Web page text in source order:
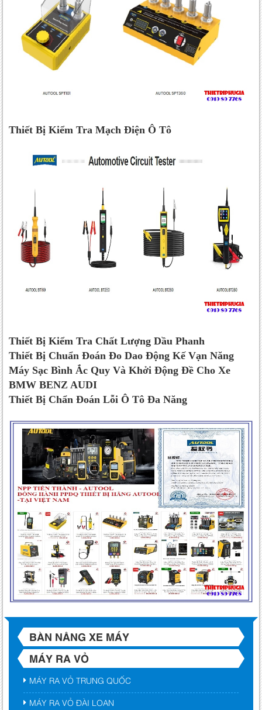
Thiết Bị Kiểm Tra Mạch Điện Ô Tô
Thiết Bị Kiểm Tra Chất Lượng Dầu Phanh
Thiết Bị Chuẩn Đoán Đo Dao Động Kế Vạn Năng
Máy Sạc Bình Ắc Quy Và Khởi Động Đề Cho Xe
BMW BENZ AUDI
Thiết Bị Chẩn Đoán Lỗi Ô Tô Đa Năng
BÀN NÂNG XE MÁY
MÁY RA VỎ
MÁY RA VỎ TRUNG QUỐC
MÁY RA VỎ ĐÀI LOAN